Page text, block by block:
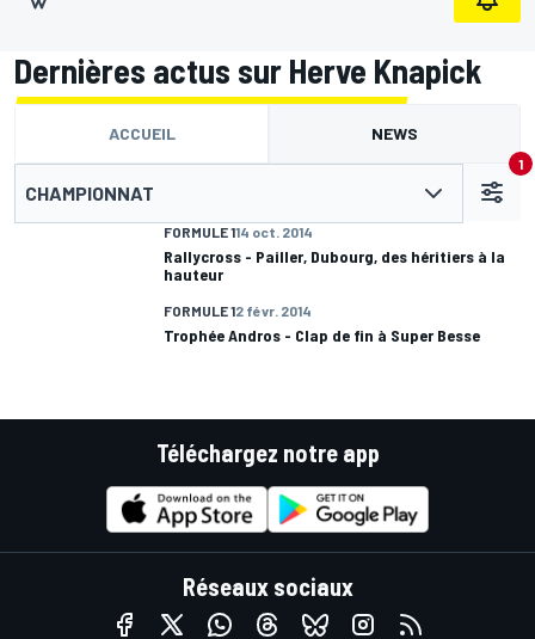
Dernières actus sur Herve Knapick
ACCUEIL NEWS
CHAMPIONNAT
1
FORMULE 114 oct. 2014
Rallycross - Pailler, Dubourg, des héritiers à la
hauteur
FORMULE 12 févr. 2014
Trophée Andros - Clap de fin à Super Besse
Téléchargez notre app
Réseaux sociaux